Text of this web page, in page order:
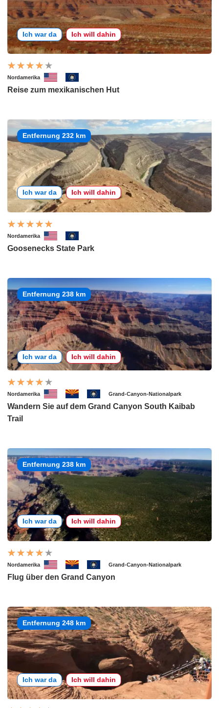
Ich war da Ich will dahin
Nordamerika
Reise zum mexikanischen Hut
Entfernung 232 km
Ich war da Ich will dahin
Nordamerika
Goosenecks State Park
Entfernung 238 km
Ich war da Ich will dahin
Nordamerika Grand-Canyon-Nationalpark
Wandern Sie auf dem Grand Canyon South Kaibab
Trail
Entfernung 238 km
Ich war da Ich will dahin
Nordamerika Grand-Canyon-Nationalpark
Flug über den Grand Canyon
Entfernung 248 km
Ich war da Ich will dahin